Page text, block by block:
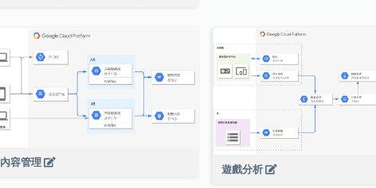
內容管理
遊戲分析